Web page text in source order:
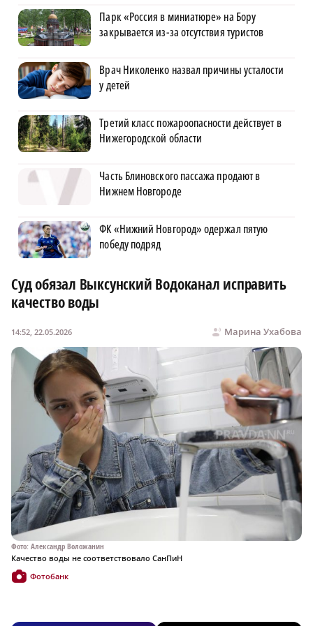
Парк «Россия в миниатюре» на Бору
закрывается из-за отсутствия туристов
Врач Николенко назвал причины усталости
у детей
Третий класс пожароопасности действует в
Нижегородской области
Часть Блиновского пассажа продают в
Нижнем Новгороде
ФК «Нижний Новгород» одержал пятую
победу подряд
Суд обязал Выксунский Водоканал исправить
качество воды
Марина Ухабова
14:52, 22.05.2026
Фото: Александр Воложанин
Качество воды не соответствовало СанПиН
Фотобанк